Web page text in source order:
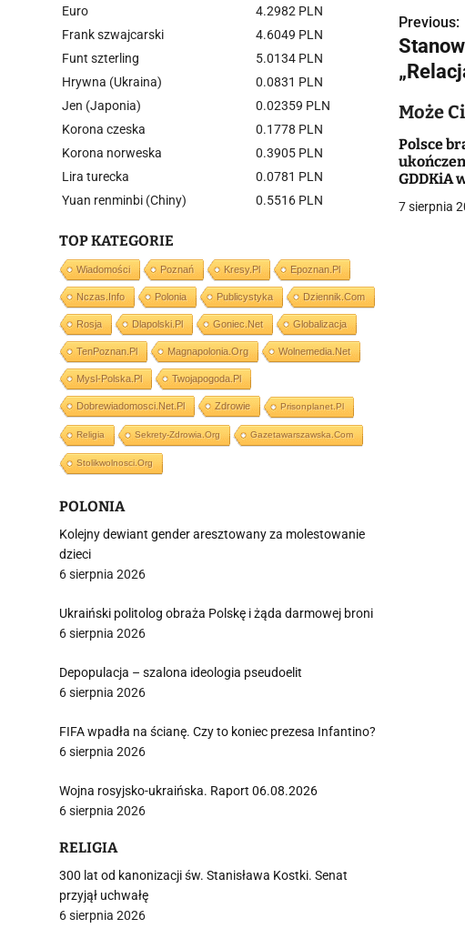
N
a
w
i
g
a
Previous:
Może
Polsce
GDDKiA
7 sierpnia
Euro
4.2982 PLN
Frank szwajcarski
4.6049 PLN
Funt szterling
5.0134 PLN
Hrywna (Ukraina)
0.0831 PLN
Jen (Japonia)
0.02359 PLN
Korona czeska
0.1778 PLN
Korona norweska
0.3905 PLN
Lira turecka
0.0781 PLN
Yuan renminbi (Chiny)
0.5516 PLN
TOP KATEGORIE
Wiadomości Poznań Kresy.pl Epoznan.pl
Nczas.info Polonia Publicystyka Dziennik.com
Rosja Dlapolski.pl Goniec.net Globalizacja
TenPoznan.pl Magnapolonia.org Wolnemedia.net
Mysl-Polska.pl Twojapogoda.pl
Dobrewiadomosci.net.pl Zdrowie Prisonplanet.pl
Religia Sekrety-Zdrowia.org Gazetawarszawska.com
Stolikwolnosci.org
POLONIA
Kolejny dewiant gender aresztowany za molestowanie
dzieci
6 sierpnia 2026
Ukraiński politolog obraża Polskę i żąda darmowej broni
6 sierpnia 2026
Depopulacja – szalona ideologia pseudoelit
6 sierpnia 2026
FIFA wpadła na ścianę. Czy to koniec prezesa Infantino?
6 sierpnia 2026
Wojna rosyjsko-ukraińska. Raport 06.08.2026
6 sierpnia 2026
RELIGIA
300 lat od kanonizacji św. Stanisława Kostki. Senat
przyjął uchwałę
6 sierpnia 2026